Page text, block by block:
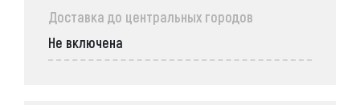
Доставка до центральных городов
Не включена